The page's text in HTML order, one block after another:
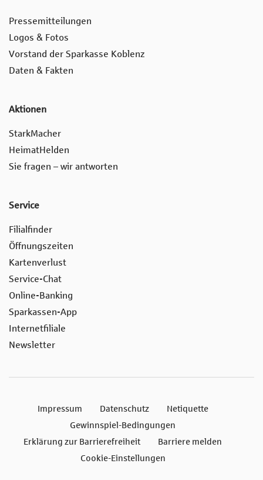
Pressemitteilungen
Logos & Fotos
Vorstand der Sparkasse Koblenz
Daten & Fakten
Aktionen
StarkMacher
HeimatHelden
Sie fragen – wir antworten
Service
Filialfinder
Öffnungszeiten
Kartenverlust
Service-Chat
Online-Banking
Sparkassen-App
Internetfiliale
Newsletter
Impressum Datenschutz
Netiquette
Gewinnspiel-Bedingungen
Erklärung zur Barrierefreiheit
Barriere melden
Cookie-Einstellungen